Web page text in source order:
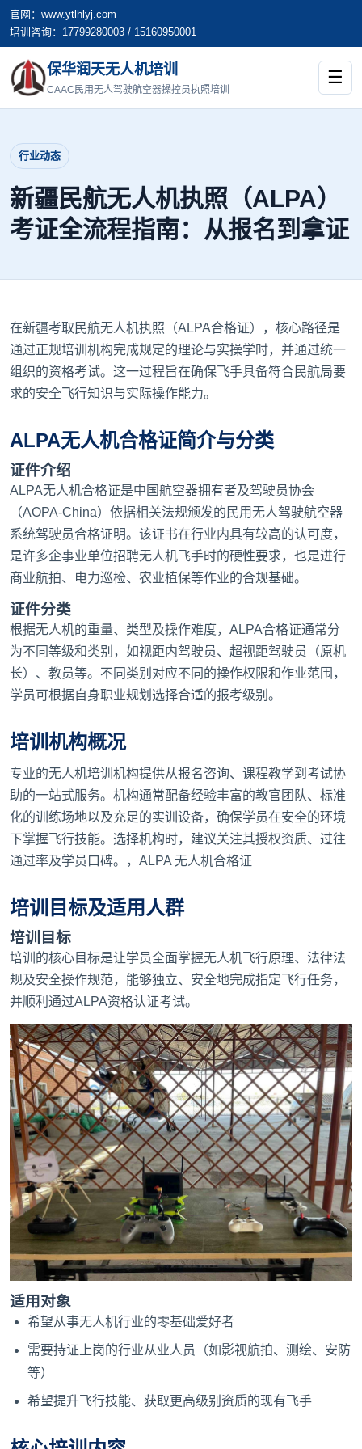
官网：www.ytlhlyj.com
培训咨询：17799280003 / 15160950001
保华润天无人机培训
CAAC民用无人驾驶航空器操控员执照培训
☰
行业动态
新疆民航无人机执照（ALPA）
考证全流程指南：从报名到拿证
在新疆考取民航无人机执照（ALPA合格证），核心路径是
通过正规培训机构完成规定的理论与实操学时，并通过统一
组织的资格考试。这一过程旨在确保飞手具备符合民航局要
求的安全飞行知识与实际操作能力。
ALPA无人机合格证简介与分类
证件介绍
ALPA无人机合格证是中国航空器拥有者及驾驶员协会
（AOPA-China）依据相关法规颁发的民用无人驾驶航空器
系统驾驶员合格证明。该证书在行业内具有较高的认可度，
是许多企事业单位招聘无人机飞手时的硬性要求，也是进行
商业航拍、电力巡检、农业植保等作业的合规基础。
证件分类
根据无人机的重量、类型及操作难度，ALPA合格证通常分
为不同等级和类别，如视距内驾驶员、超视距驾驶员（原机
长）、教员等。不同类别对应不同的操作权限和作业范围，
学员可根据自身职业规划选择合适的报考级别。
培训机构概况
专业的无人机培训机构提供从报名咨询、课程教学到考试协
助的一站式服务。机构通常配备经验丰富的教官团队、标准
化的训练场地以及充足的实训设备，确保学员在安全的环境
下掌握飞行技能。选择机构时，建议关注其授权资质、过往
通过率及学员口碑。， ALPA 无人机合格证
培训目标及适用人群
培训目标
培训的核心目标是让学员全面掌握无人机飞行原理、法律法
规及安全操作规范，能够独立、安全地完成指定飞行任务，
并顺利通过ALPA资格认证考试。
适用对象
希望从事无人机行业的零基础爱好者
需要持证上岗的行业从业人员（如影视航拍、测绘、安防
等）
希望提升飞行技能、获取更高级别资质的现有飞手